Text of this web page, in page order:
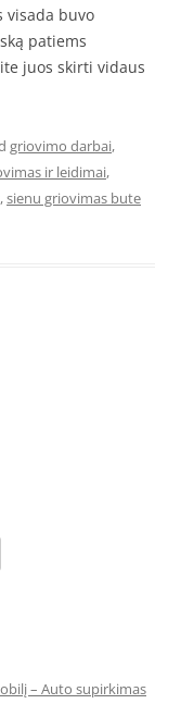
visada buvo
patiems
juos skirti vidaus
griovimo darbai,
ir leidimai,
,sienu griovimas bute
– Auto supirkimas